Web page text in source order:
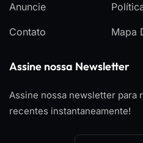
Anuncie
Contato Mapa
Assine nossa Newsletter
Assine nossa newsletter para
recentes instantaneamente!